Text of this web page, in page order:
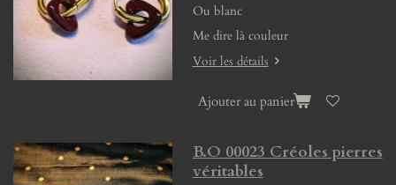
Ou blanc
Me dire là couleur
Voir les détails
Ajouter au panier
B.O 00023 Créoles pierres
véritables